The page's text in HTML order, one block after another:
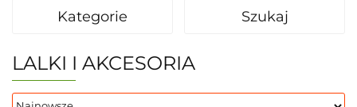
Kategorie Szukaj
LALKI I AKCESORIA